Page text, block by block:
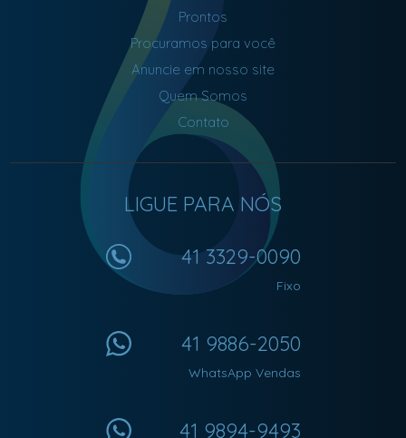
Prontos
Procuramos para você
Anuncie em nosso site
Quem Somos
Contato
LIGUE PARA NÓS
41 3329-0090
Fixo
41 9886-2050
WhatsApp Vendas
41 9894-9493